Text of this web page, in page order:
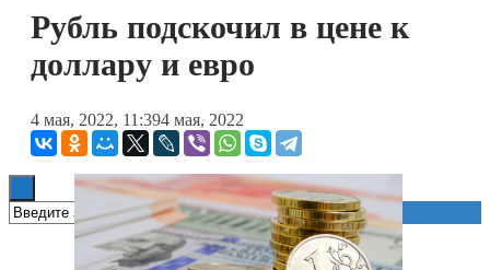
Технологии
Книги
Рубль подскочил в цене к
доллару и евро
4 мая, 2022, 11:394 мая, 2022